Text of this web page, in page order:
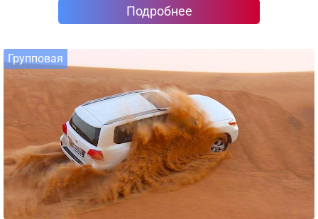
Подробнее
Групповая